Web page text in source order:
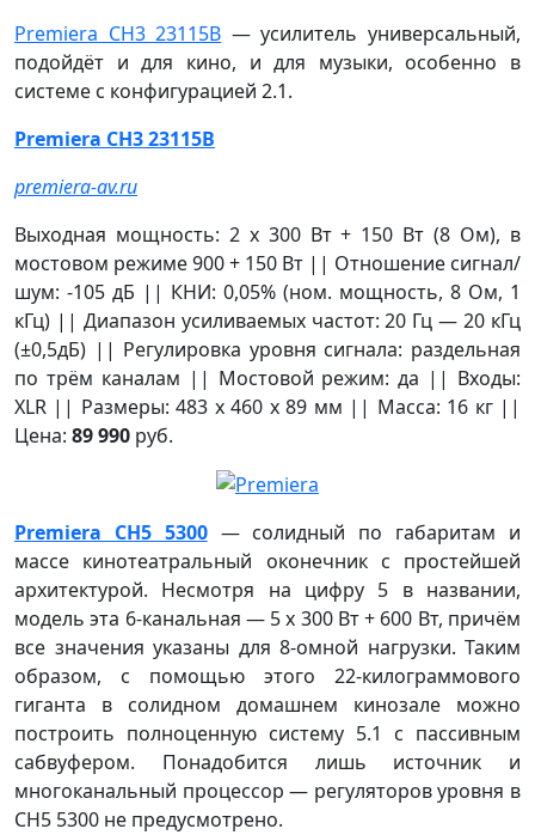
Premiera CH3 23115B — усилитель универсальный,
подойдёт и для кино, и для музыки, особенно в
системе с конфигурацией 2.1.
Premiera CH3 23115B
premiera-av.ru
Выходная мощность: 2 x 300 Вт + 150 Вт (8 Ом), в
мостовом режиме 900 + 150 Вт || Отношение сигнал/
шум: -105 дБ || КНИ: 0,05% (ном. мощность, 8 Ом, 1
кГц) || Диапазон усиливаемых частот: 20 Гц — 20 кГц
(±0,5дБ) || Регулировка уровня сигнала: раздельная
по трём каналам || Мостовой режим: да || Входы:
XLR || Размеры: 483 х 460 х 89 мм || Масса: 16 кг ||
Цена: 89 990 руб.
Premiera CH5 5300— солидный по габаритам и
массе кинотеатральный оконечник с простейшей
архитектурой. Несмотря на цифру 5 в названии,
модель эта 6-канальная — 5 х 300 Вт + 600 Вт, причём
все значения указаны для 8-омной нагрузки. Таким
образом, с помощью этого 22-килограммового
гиганта в солидном домашнем кинозале можно
построить полноценную систему 5.1 с пассивным
сабвуфером. Понадобится лишь источник и
многоканальный процессор — регуляторов уровня в
CH5 5300 не предусмотрено.